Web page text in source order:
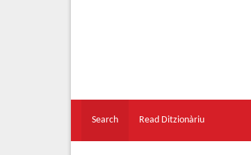
Search Read Ditzionàriu